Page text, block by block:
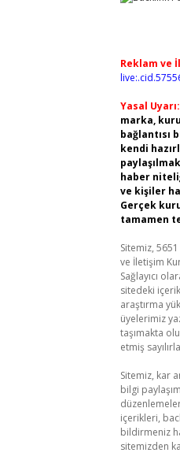
Reklam ve
Yasal Uyarı:
marka,
bağlantısı
kendi
haber
ve kişiler
Gerçek
tamamen
Sitemiz,
ve İletişim
Sağlayıcı
sitedeki
araştırma
üyelerimiz
taşımakta
etmiş
Sitemiz, kar
bilgi
içerikleri,
bildirmeniz
sitemizden